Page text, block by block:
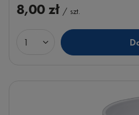
8,00 zł / szt.
Ilość produktów